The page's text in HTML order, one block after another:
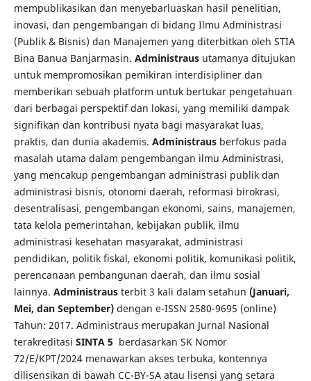
mempublikasikan dan menyebarluaskan hasil penelitian,
inovasi, dan pengembangan di bidang Ilmu Administrasi
(Publik & Bisnis) dan Manajemen yang diterbitkan oleh STIA
Bina Banua Banjarmasin. Administrausutamanya ditujukan
untuk mempromosikan pemikiran interdisipliner dan
memberikan sebuah platform untuk bertukar pengetahuan
dari berbagai perspektif dan lokasi, yang memiliki dampak
signifikan dan kontribusi nyata bagi masyarakat luas,
praktis, dan dunia akademis. Administrausberfokus pada
masalah utama dalam pengembangan ilmu Administrasi,
yang mencakup pengembangan administrasi publik dan
administrasi bisnis, otonomi daerah, reformasi birokrasi,
desentralisasi, pengembangan ekonomi, sains, manajemen,
tata kelola pemerintahan, kebijakan publik, ilmu
administrasi kesehatan masyarakat, administrasi
pendidikan, politik fiskal, ekonomi politik, komunikasi politik,
perencanaan pembangunan daerah, dan ilmu sosial
lainnya. Administrausterbit 3 kali dalam setahun (Januari,
Mei, dan September)dengan e-ISSN 2580-9695 (online)
Tahun: 2017. Administraus merupakan Jurnal Nasional
terakreditasi SINTA 5 berdasarkan SK Nomor
72/E/KPT/2024 menawarkan akses terbuka, kontennya
dilisensikan di bawah CC-BY-SA atau lisensi yang setara